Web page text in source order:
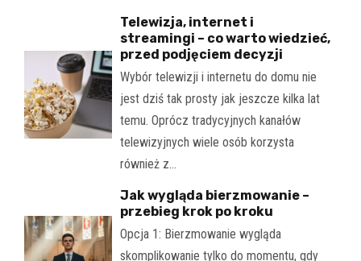
Telewizja, internet i
streamingi – co warto wiedzieć,
przed podjęciem decyzji
Wybór telewizji i internetu do domu nie
jest dziś tak prosty jak jeszcze kilka lat
temu. Oprócz tradycyjnych kanałów
telewizyjnych wiele osób korzysta
również z…
Jak wygląda bierzmowanie –
przebieg krok po kroku
Opcja 1: Bierzmowanie wygląda
skomplikowanie tylko do momentu, gdy